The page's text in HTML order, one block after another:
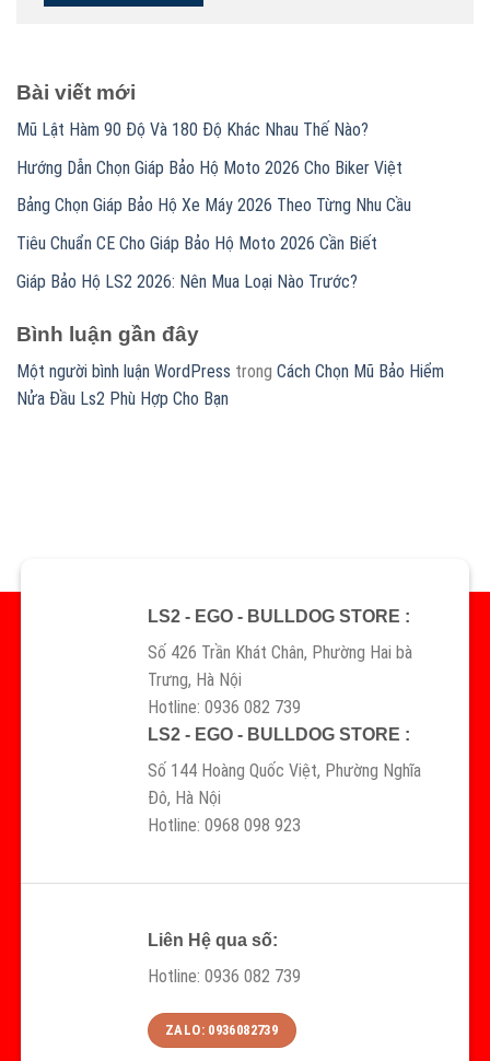
Bài viết mới
Mũ Lật Hàm 90 Độ Và 180 Độ Khác Nhau Thế Nào?
Hướng Dẫn Chọn Giáp Bảo Hộ Moto 2026 Cho Biker Việt
Bảng Chọn Giáp Bảo Hộ Xe Máy 2026 Theo Từng Nhu Cầu
Tiêu Chuẩn CE Cho Giáp Bảo Hộ Moto 2026 Cần Biết
Giáp Bảo Hộ LS2 2026: Nên Mua Loại Nào Trước?
Bình luận gần đây
Một người bình luận WordPress trong Cách Chọn Mũ Bảo Hiểm
Nửa Đầu Ls2 Phù Hợp Cho Bạn
LS2 - EGO - BULLDOG STORE :
Số 426 Trần Khát Chân, Phường Hai bà
Trưng, Hà Nội
Hotline: 0936 082 739
LS2 - EGO - BULLDOG STORE :
Số 144 Hoàng Quốc Việt, Phường Nghĩa
Đô, Hà Nội
Hotline: 0968 098 923
Liên Hệ qua số:
Hotline: 0936 082 739
ZALO: 0936082739